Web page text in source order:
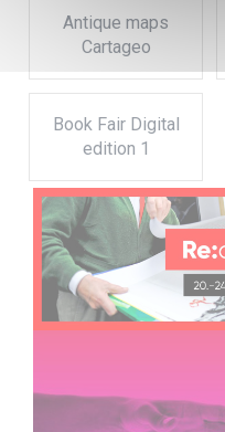
Antique maps
Cartageo
Book Fair Digital
edition 1